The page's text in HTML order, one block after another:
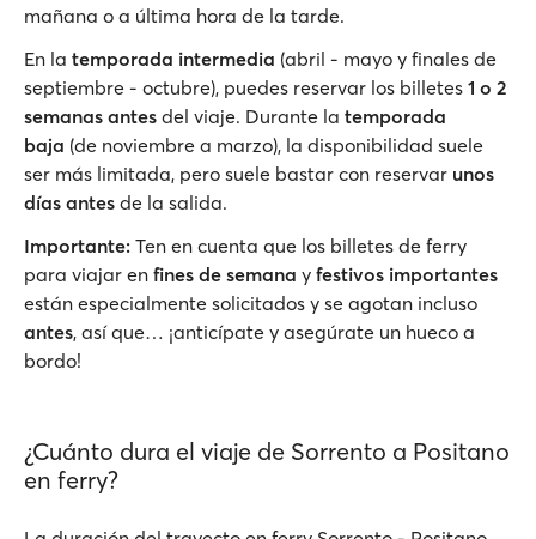
mañana o a última hora de la tarde.
En la temporada intermedia (abril - mayo y finales de
septiembre - octubre), puedes reservar los billetes 1 o 2
semanas antes del viaje. Durante la temporada
baja (de noviembre a marzo), la disponibilidad suele
ser más limitada, pero suele bastar con reservar unos
días antes de la salida.
Importante: Ten en cuenta que los billetes de ferry
para viajar en fines de semana y festivos importantes
están especialmente solicitados y se agotan incluso
antes, así que… ¡anticípate y asegúrate un hueco a
bordo!
¿Cuánto dura el viaje de Sorrento a Positano
en ferry?